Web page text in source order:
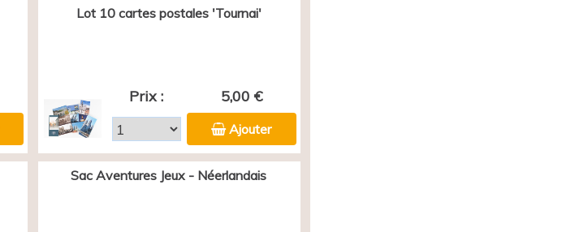
Lot 10 cartes postales 'Tournai'
Prix : 5,00 €
Ajouter
Sac Aventures Jeux - Néerlandais